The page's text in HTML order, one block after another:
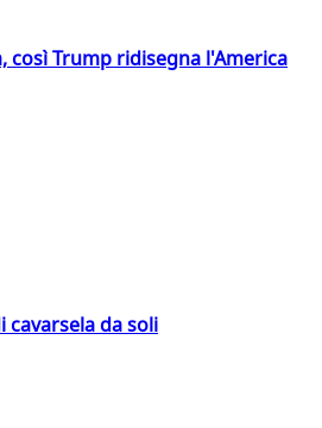
così Trump ridisegna l'America
cavarsela da soli